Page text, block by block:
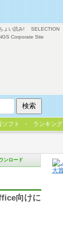
ンロード
向けに
ょい読み! SELECTION
Corporate Site
ソフト ランキング